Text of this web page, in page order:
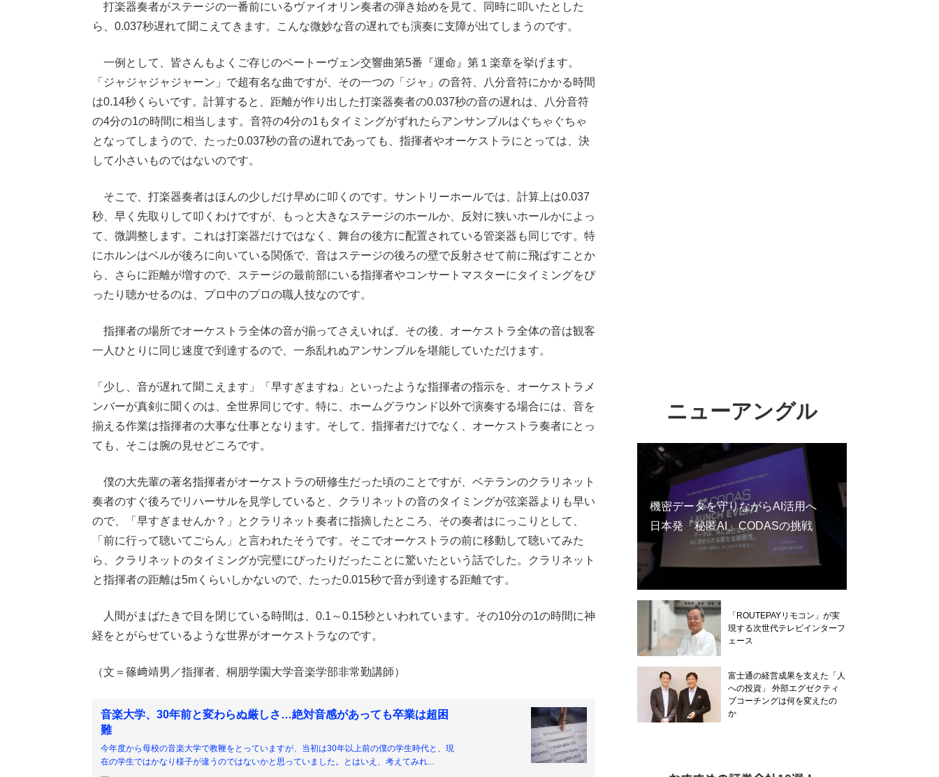
打楽器奏者がステージの一番前にいるヴァイオリン奏者の弾き始めを見て、同時に叩いたとした
ら、0.037秒遅れて聞こえてきます。こんな微妙な音の遅れでも演奏に支障が出てしまうのです。
一例として、皆さんもよくご存じのベートーヴェン交響曲第5番『運命』第１楽章を挙げます。
「ジャジャジャジャーン」で超有名な曲ですが、その一つの「ジャ」の音符、八分音符にかかる時間
は0.14秒くらいです。計算すると、距離が作り出した打楽器奏者の0.037秒の音の遅れは、八分音符
の4分の1の時間に相当します。音符の4分の1もタイミングがずれたらアンサンブルはぐちゃぐちゃ
となってしまうので、たった0.037秒の音の遅れであっても、指揮者やオーケストラにとっては、決
して小さいものではないのです。
そこで、打楽器奏者はほんの少しだけ早めに叩くのです。サントリーホールでは、計算上は0.037
秒、早く先取りして叩くわけですが、もっと大きなステージのホールか、反対に狭いホールかによっ
て、微調整します。これは打楽器だけではなく、舞台の後方に配置されている管楽器も同じです。特
にホルンはベルが後ろに向いている関係で、音はステージの後ろの壁で反射させて前に飛ばすことか
ら、さらに距離が増すので、ステージの最前部にいる指揮者やコンサートマスターにタイミングをぴ
ったり聴かせるのは、プロ中のプロの職人技なのです。
指揮者の場所でオーケストラ全体の音が揃ってさえいれば、その後、オーケストラ全体の音は観客
一人ひとりに同じ速度で到達するので、一糸乱れぬアンサンブルを堪能していただけます。
「少し、音が遅れて聞こえます」「早すぎますね」といったような指揮者の指示を、オーケストラメ
ンバーが真剣に聞くのは、全世界同じです。特に、ホームグラウンド以外で演奏する場合には、音を
揃える作業は指揮者の大事な仕事となります。そして、指揮者だけでなく、オーケストラ奏者にとっ
ても、そこは腕の見せどころです。
僕の大先輩の著名指揮者がオーケストラの研修生だった頃のことですが、ベテランのクラリネット
奏者のすぐ後ろでリハーサルを見学していると、クラリネットの音のタイミングが弦楽器よりも早い
ので、「早すぎませんか？」とクラリネット奏者に指摘したところ、その奏者はにっこりとして、
「前に行って聴いてごらん」と言われたそうです。そこでオーケストラの前に移動して聴いてみた
ら、クラリネットのタイミングが完璧にぴったりだったことに驚いたという話でした。クラリネット
と指揮者の距離は5mくらいしかないので、たった0.015秒で音が到達する距離です。
人間がまばたきで目を閉じている時間は、0.1～0.15秒といわれています。その10分の1の時間に神
経をとがらせているような世界がオーケストラなのです。
（文＝篠﨑靖男／指揮者、桐朋学園大学音楽学部非常勤講師）
音楽大学、30年前と変わらぬ厳しさ…絶対音感があっても卒業は超困
難
今年度から母校の音楽大学で教鞭をとっていますが、当初は30年以上前の僕の学生時代と、現
在の学生ではかなり様子が違うのではないかと思っていました。とはいえ、考えてみれ...
ニューアングル
機密データを守りながらAI活用へ
日本発「秘匿AI」CODASの挑戦
「ROUTEPAYリモコン」が実
現する次世代テレビインターフ
ェース
富士通の経営成果を支えた「人
への投資」 外部エグゼクティ
ブコーチングは何を変えたの
か